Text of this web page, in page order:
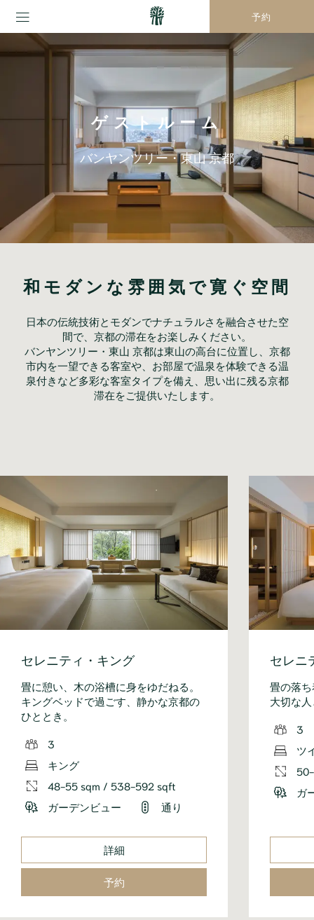
予約
ゲストルーム
バンヤンツリー・東山 京都
和モダンな雰囲気で寛ぐ空間
日本の伝統技術とモダンでナチュラルさを融合させた空
間で、京都の滞在をお楽しみください。
バンヤンツリー・東山 京都は東山の高台に位置し、京都
市内を一望できる客室や、お部屋で温泉を体験できる温
泉付きなど多彩な客室タイプを備え、思い出に残る京都
滞在をご提供いたします。
セレニティ・キング
畳に憩い、木の浴槽に身をゆだねる。
キングベッドで過ごす、静かな京都の
ひととき。
3
キング
48-55 sqm / 538-592 sqft
ガーデンビュー
通り
詳細
予約
セレニ
畳の落
大切な
3
ツ
ガ